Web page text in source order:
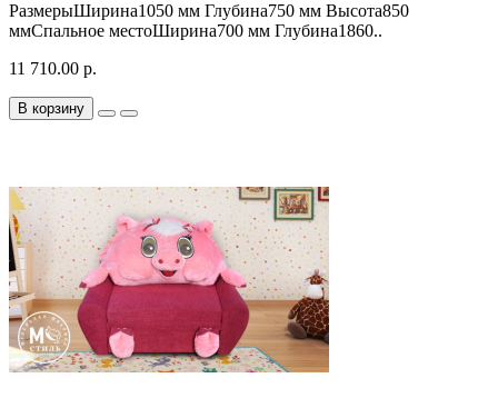
РазмерыШирина1050 мм Глубина750 мм Высота850
ммСпальное местоШирина700 мм Глубина1860..
11 710.00 р.
В корзину